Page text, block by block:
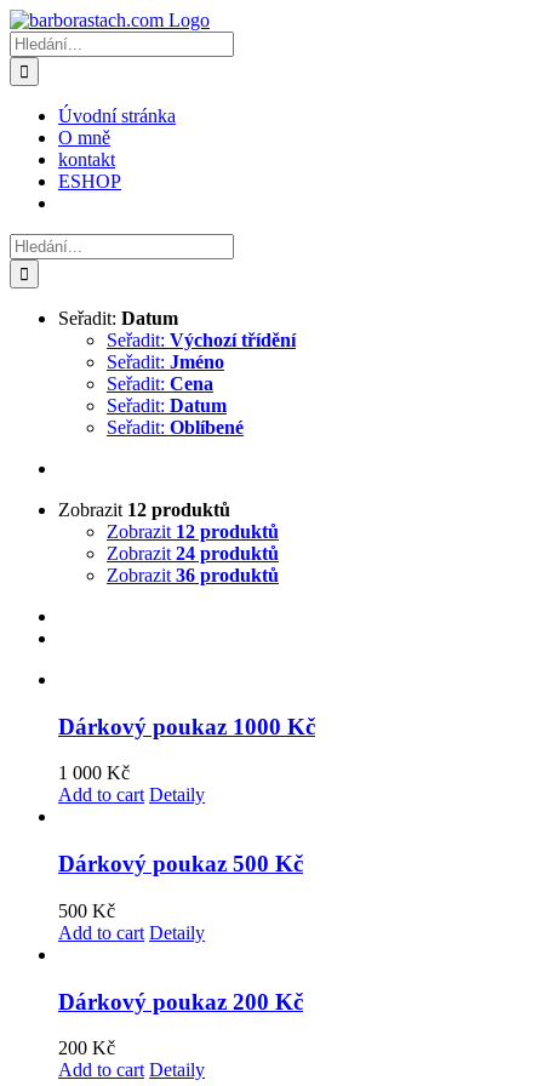
Přeskočit
na
obsah
Hledat:
Úvodní stránka
O mně
kontakt
ESHOP
Hledat:
Seřadit: Datum
Seřadit: Výchozí třídění
Seřadit: Jméno
Seřadit: Cena
Seřadit: Datum
Seřadit: Oblíbené
Zobrazit 12 produktů
Zobrazit 12 produktů
Zobrazit 24 produktů
Zobrazit 36 produktů
Dárkový poukaz 1000 Kč
1 000 Kč
Add to cart Detaily
Dárkový poukaz 500 Kč
500 Kč
Add to cart Detaily
Dárkový poukaz 200 Kč
200 Kč
Add to cart Detaily